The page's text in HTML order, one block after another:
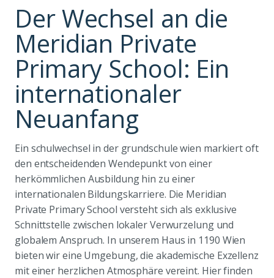
Der Wechsel an die
Meridian Private
Primary School: Ein
internationaler
Neuanfang
Ein schulwechsel in der grundschule wien markiert oft
den entscheidenden Wendepunkt von einer
herkömmlichen Ausbildung hin zu einer
internationalen Bildungskarriere. Die Meridian
Private Primary School versteht sich als exklusive
Schnittstelle zwischen lokaler Verwurzelung und
globalem Anspruch. In unserem Haus in 1190 Wien
bieten wir eine Umgebung, die akademische Exzellenz
mit einer herzlichen Atmosphäre vereint. Hier finden